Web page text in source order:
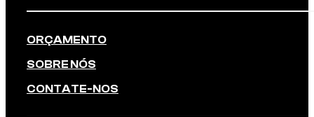
ORÇAMENTO
SOBRE NÓS
CONTATE-NOS